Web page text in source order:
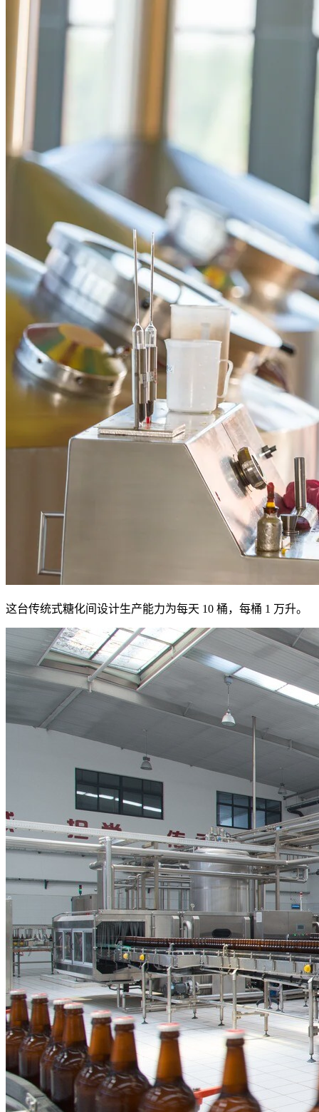
这台传统式糖化间设计生产能力为每天 10 桶，每桶 1 万升。